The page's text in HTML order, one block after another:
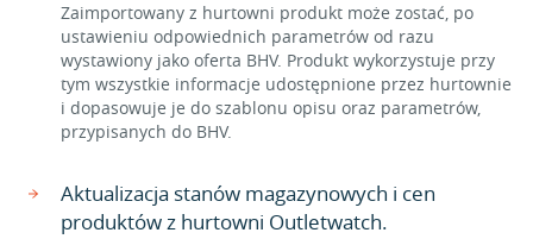
Zaimportowany z hurtowni produkt może zostać, po
ustawieniu odpowiednich parametrów od razu
wystawiony jako oferta BHV. Produkt wykorzystuje przy
tym wszystkie informacje udostępnione przez hurtownie
i dopasowuje je do szablonu opisu oraz parametrów,
przypisanych do BHV.
Aktualizacja stanów magazynowych i cen
produktów z hurtowni Outletwatch.